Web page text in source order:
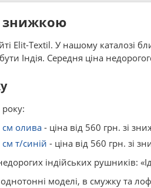
знижкою
Elit-Textil. У нашому каталозі
Індія. Середня ціна
см олива- ціна від 560 грн. зі
т/синій - ціна від 560 грн. зі
індійських рушників:
моделі, в смужку та